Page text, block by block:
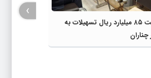
پرداخت ۸۵ میلیارد ریال تسهیلات به
›